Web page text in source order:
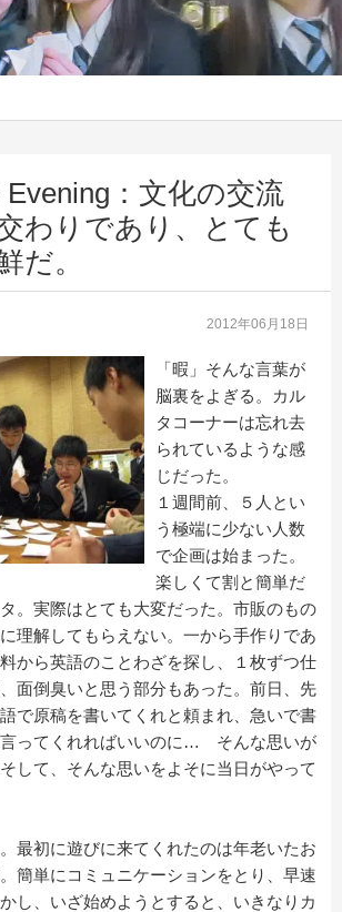
Evening：文化の交流
わりであり、とても
だ。
2012年06月18日
「暇」そんな言葉が
脳裏をよぎる。カル
タコーナーは忘れ去
られているような感
じだった。
１週間前、５人とい
う極端に少ない人数
で企画は始まった。
楽しくて割と簡単だ
。実際はとても大変だった。市販のもの
理解してもらえない。一から手作りであ
から英語のことわざを探し、１枚ずつ仕
面倒臭いと思う部分もあった。前日、先
で原稿を書いてくれと頼まれ、急いで書
言ってくれればいいのに… そんな思いが
して、そんな思いをよそに当日がやって
最初に遊びに来てくれたのは年老いたお
簡単にコミュニケーションをとり、早速
し、いざ始めようとすると、いきなりカ